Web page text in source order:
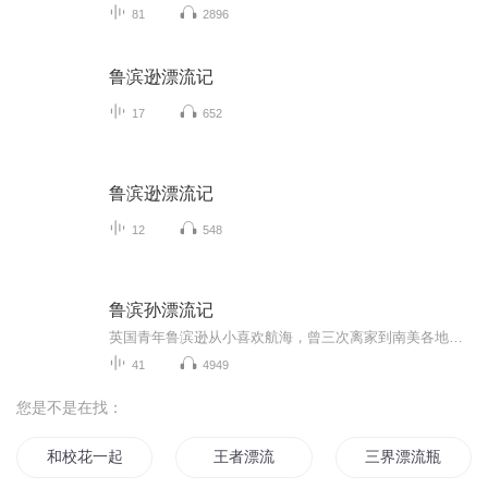
81 2896
鲁滨逊漂流记
17 652
鲁滨逊漂流记
12 548
鲁滨孙漂流记
41 4949
您是不是在找：
和校花一起的海上漂流 王者漂流 三界漂流瓶